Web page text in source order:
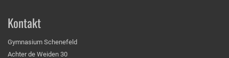
Kontakt
Gymnasium Schenefeld
Achter de Weiden 30